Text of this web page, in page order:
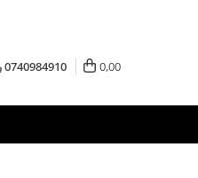
0740984910 0,00